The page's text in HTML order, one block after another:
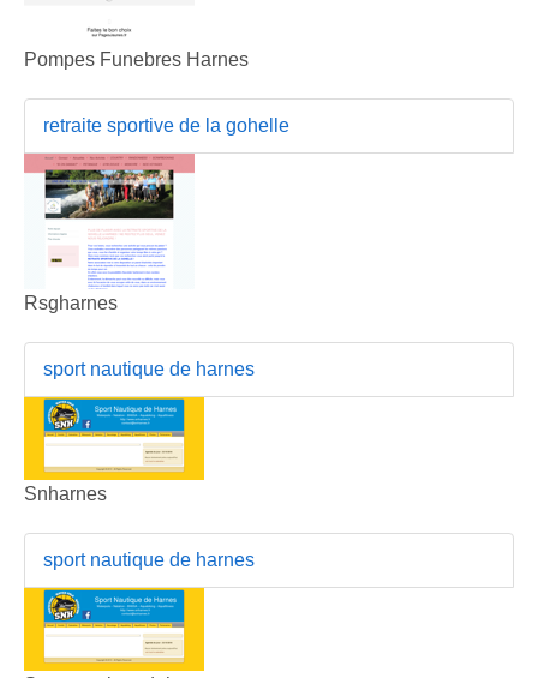
Pompes Funebres Harnes
retraite sportive de la gohelle
Rsgharnes
sport nautique de harnes
Snharnes
sport nautique de harnes